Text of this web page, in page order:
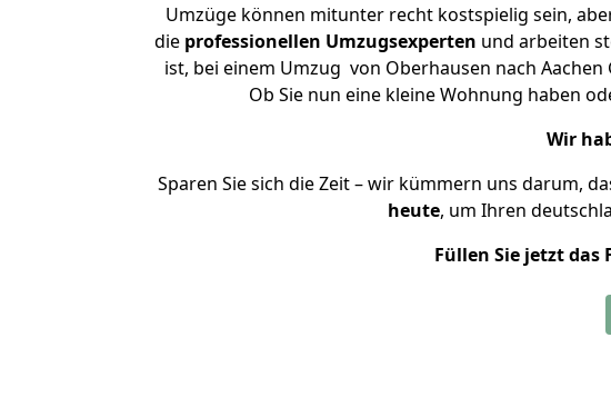
Umzüge können mitunter recht kostspielig sein,
die professionellen Umzugsexperten und arbeiten
ist, bei einem Umzug von Oberhausen nach
Ob Sie nun eine kleine Wohnung haben
Wir
Sparen Sie sich die Zeit – wir kümmern uns darum,
heute, um Ihren
Füllen Sie jetzt das